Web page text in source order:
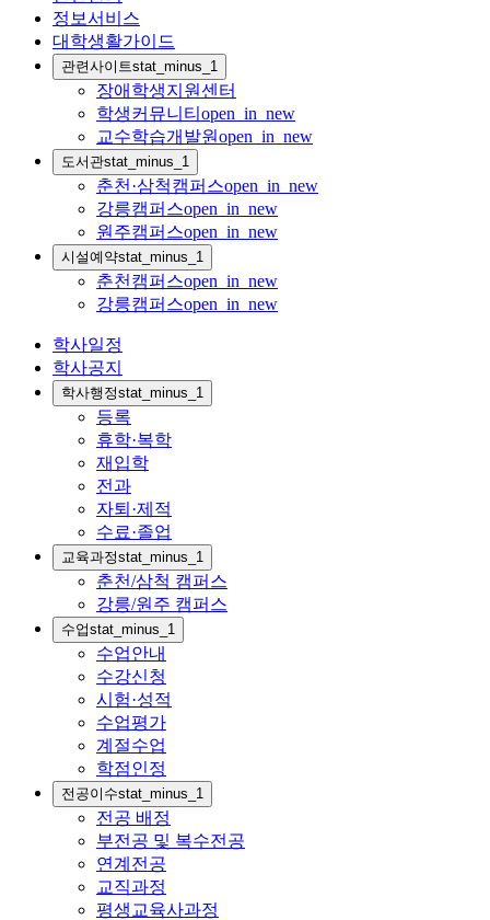
정보서비스
대학생활가이드
관련사이트stat_minus_1
장애학생지원센터
학생커뮤니티 open_in_new
교수학습개발원open_in_new
도서관stat_minus_1
춘천·삼척캠퍼스open_in_new
강릉캠퍼스open_in_new
원주캠퍼스open_in_new
시설예약stat_minus_1
춘천캠퍼스open_in_new
강릉캠퍼스open_in_new
학사일정
학사공지
학사행정stat_minus_1
등록
휴학·복학
재입학
전과
자퇴·제적
수료·졸업
교육과정stat_minus_1
춘천/삼척 캠퍼스
강릉/원주 캠퍼스
수업stat_minus_1
수업안내
수강신청
시험·성적
수업평가
계절수업
학점인정
전공이수stat_minus_1
전공 배정
부전공 및 복수전공
연계전공
교직과정
평생교육사과정